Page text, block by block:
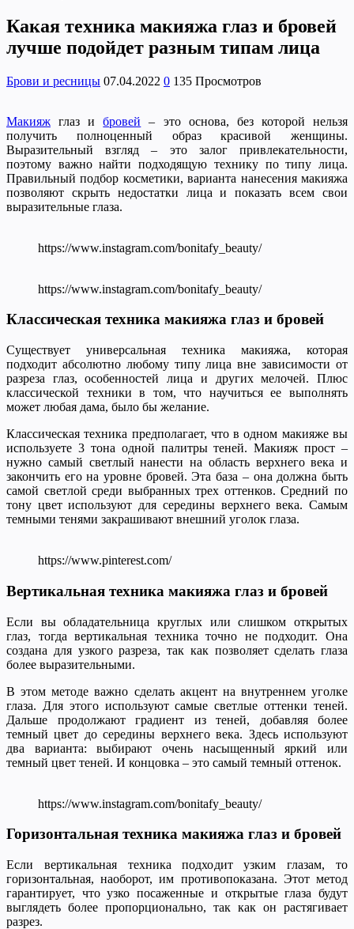
Какая техника макияжа глаз и бровей
лучше подойдет разным типам лица
Брови и ресницы 07.04.2022 0 135 Просмотров
Макияж глаз ибровей – это основа, без которой нельзя
получить полноценный образ красивой женщины.
Выразительный взгляд – это залог привлекательности,
поэтому важно найти подходящую технику по типу лица.
Правильный подбор косметики, варианта нанесения макияжа
позволяют скрыть недостатки лица и показать всем свои
выразительные глаза.
https://www.instagram.com/bonitafy_beauty/
https://www.instagram.com/bonitafy_beauty/
Классическая техника макияжа глаз и бровей
Существует универсальная техника макияжа, которая
подходит абсолютно любому типу лица вне зависимости от
разреза глаз, особенностей лица и других мелочей. Плюс
классической техники в том, что научиться ее выполнять
может любая дама, было бы желание.
Классическая техника предполагает, что в одном макияже вы
используете 3 тона одной палитры теней. Макияж прост –
нужно самый светлый нанести на область верхнего века и
закончить его на уровне бровей. Эта база – она должна быть
самой светлой среди выбранных трех оттенков. Средний по
тону цвет используют для середины верхнего века. Самым
темными тенями закрашивают внешний уголок глаза.
https://www.pinterest.com/
Вертикальная техника макияжа глаз и бровей
Если вы обладательница круглых или слишком открытых
глаз, тогда вертикальная техника точно не подходит. Она
создана для узкого разреза, так как позволяет сделать глаза
более выразительными.
В этом методе важно сделать акцент на внутреннем уголке
глаза. Для этого используют самые светлые оттенки теней.
Дальше продолжают градиент из теней, добавляя более
темный цвет до середины верхнего века. Здесь используют
два варианта: выбирают очень насыщенный яркий или
темный цвет теней. И концовка – это самый темный оттенок.
https://www.instagram.com/bonitafy_beauty/
Горизонтальная техника макияжа глаз и бровей
Если вертикальная техника подходит узким глазам, то
горизонтальная, наоборот, им противопоказана. Этот метод
гарантирует, что узко посаженные и открытые глаза будут
выглядеть более пропорционально, так как он растягивает
разрез.